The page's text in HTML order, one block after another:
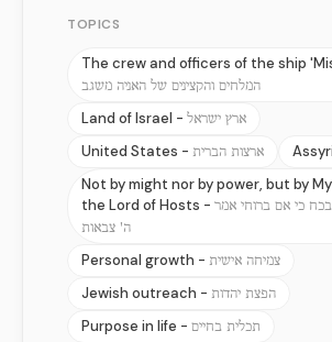
TOPICS
The crew and officers of the ship
המלחים והקצינים של האניה משגב
Land of Israel - ארץ ישראל
United States - ארצות הברית
Not by might nor by power, but by
the Lord of Hosts - כי אם ברוחי אמר
ה' צבאות
Personal growth - צמיחה אישית
Jewish outreach - הפצת יהדות
Purpose in life - תכלית בחיים